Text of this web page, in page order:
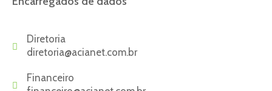
Diretoria
diretoria@acianet.com.br
Financeiro